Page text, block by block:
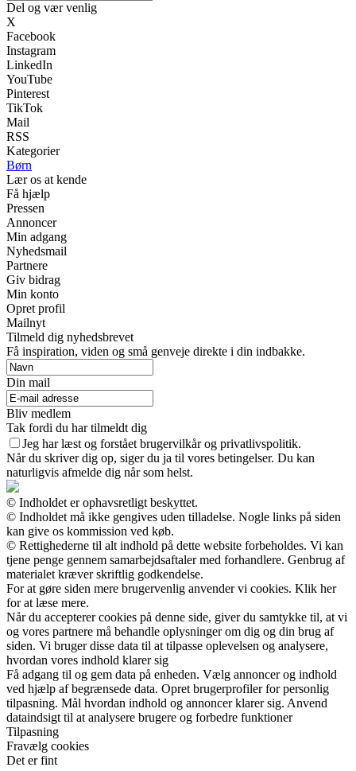
Del og vær venlig
X
Facebook
Instagram
LinkedIn
YouTube
Pinterest
TikTok
Mail
RSS
Kategorier
Børn
Lær os at kende
Få hjælp
Pressen
Annoncer
Min adgang
Nyhedsmail
Partnere
Giv bidrag
Min konto
Opret profil
Mailnyt
Tilmeld dig nyhedsbrevet
Få inspiration, viden og små genveje direkte i din indbakke.
Din mail
Bliv medlem
Tak fordi du har tilmeldt dig
Jeg har læst og forstået brugervilkår og privatlivspolitik.
Når du skriver dig op, siger du ja til vores betingelser. Du kan
naturligvis afmelde dig når som helst.
© Indholdet er ophavsretligt beskyttet.
© Indholdet må ikke gengives uden tilladelse. Nogle links på siden
kan give os kommission ved køb.
© Rettighederne til alt indhold på dette website forbeholdes. Vi kan
tjene penge gennem samarbejdsaftaler med forhandlere. Genbrug af
materialet kræver skriftlig godkendelse.
For at gøre siden mere brugervenlig anvender vi cookies. Klik her
for at læse mere.
Når du accepterer cookies på denne side, giver du samtykke til, at vi
og vores partnere må behandle oplysninger om dig og din brug af
siden. Vi bruger disse data til at tilpasse oplevelsen og analysere,
hvordan vores indhold klarer sig
Få adgang til og gem data på enheden. Vælg annoncer og indhold
ved hjælp af begrænsede data. Opret brugerprofiler for personlig
tilpasning. Mål hvordan indhold og annoncer klarer sig. Anvend
dataindsigt til at analysere brugere og forbedre funktioner
Tilpasning
Fravælg cookies
Det er fint